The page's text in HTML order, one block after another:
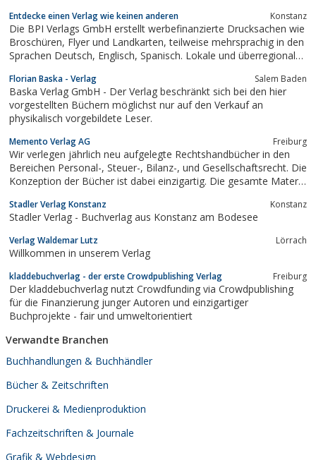
Entdecke einen Verlag wie keinen anderen Konstanz
Die BPI Verlags GmbH erstellt werbefinanzierte Drucksachen wie
Broschüren, Flyer und Landkarten, teilweise mehrsprachig in den
Sprachen Deutsch, Englisch, Spanisch. Lokale und überregionale
Plattform sich potenziellen Kunden zu präsentieren. Die Produkte
bzw. deren...
Florian Baska - Verlag Salem Baden
Baska Verlag GmbH - Der Verlag beschränkt sich bei den hier
vorgestellten Büchern möglichst nur auf den Verkauf an
physikalisch vorgebildete Leser.
Memento Verlag AG Freiburg
Wir verlegen jährlich neu aufgelegte Rechtshandbücher in den
Bereichen Personal-, Steuer-, Bilanz-, und Gesellschaftsrecht. Die
Konzeption der Bücher ist dabei einzigartig. Die gesamte Materie
Informationen schnell und zielsicher gefunden sowie
praxisgerecht umgesetzt...
Stadler Verlag Konstanz Konstanz
Stadler Verlag - Buchverlag aus Konstanz am Bodesee
Verlag Waldemar Lutz Lörrach
Willkommen in unserem Verlag
kladdebuchverlag - der erste Crowdpublishing Verlag Freiburg
Der kladdebuchverlag nutzt Crowdfunding via Crowdpublishing
für die Finanzierung junger Autoren und einzigartiger
Buchprojekte - fair und umweltorientiert
Verwandte Branchen
Buchhandlungen & Buchhändler
Bücher & Zeitschriften
Druckerei & Medienproduktion
Fachzeitschriften & Journale
Grafik & Webdesign